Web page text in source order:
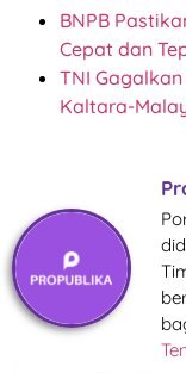
BNPB
Cepat dan
TNI
Kaltara-